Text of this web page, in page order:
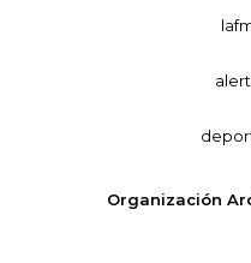
Organización